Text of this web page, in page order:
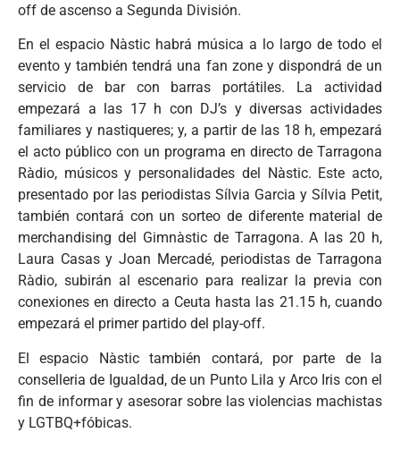
off de ascenso a Segunda División.
En el espacio Nàstic habrá música a lo largo de todo el
evento y también tendrá una fan zone y dispondrá de un
servicio de bar con barras portátiles. La actividad
empezará a las 17 h con DJ’s y diversas actividades
familiares y nastiqueres; y, a partir de las 18 h, empezará
el acto público con un programa en directo de Tarragona
Ràdio, músicos y personalidades del Nàstic. Este acto,
presentado por las periodistas Sílvia Garcia y Sílvia Petit,
también contará con un sorteo de diferente material de
merchandising del Gimnàstic de Tarragona. A las 20 h,
Laura Casas y Joan Mercadé, periodistas de Tarragona
Ràdio, subirán al escenario para realizar la previa con
conexiones en directo a Ceuta hasta las 21.15 h, cuando
empezará el primer partido del play-off.
El espacio Nàstic también contará, por parte de la
conselleria de Igualdad, de un Punto Lila y Arco Iris con el
fin de informar y asesorar sobre las violencias machistas
y LGTBQ+fóbicas.